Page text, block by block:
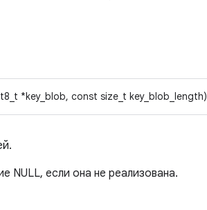
*key_blob, const size_t key_blob_length)
NULL, если она не реализована.